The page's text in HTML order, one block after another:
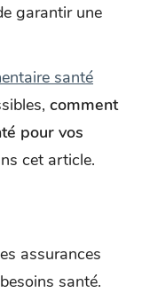
garantir une
santé
comment
pour vos
cet article.
assurances
santé.